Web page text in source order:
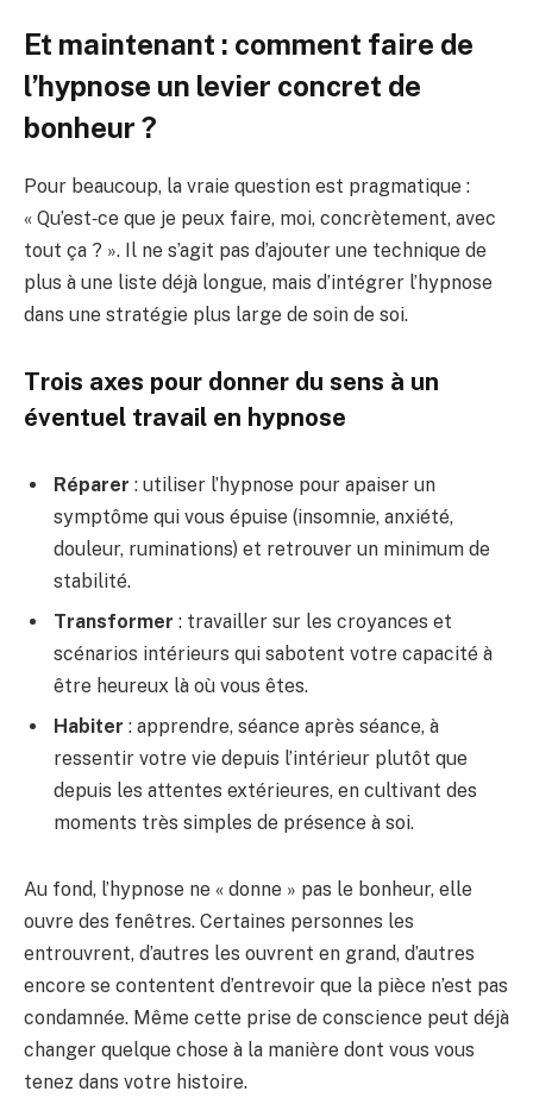
Et maintenant : comment faire de
l’hypnose un levier concret de
bonheur ?
Pour beaucoup, la vraie question est pragmatique :
« Qu’est‑ce que je peux faire, moi, concrètement, avec
tout ça ? ». Il ne s’agit pas d’ajouter une technique de
plus à une liste déjà longue, mais d’intégrer l’hypnose
dans une stratégie plus large de soin de soi.
Trois axes pour donner du sens à un
éventuel travail en hypnose
Réparer : utiliser l’hypnose pour apaiser un
symptôme qui vous épuise (insomnie, anxiété,
douleur, ruminations) et retrouver un minimum de
stabilité.
Transformer : travailler sur les croyances et
scénarios intérieurs qui sabotent votre capacité à
être heureux là où vous êtes.
Habiter : apprendre, séance après séance, à
ressentir votre vie depuis l’intérieur plutôt que
depuis les attentes extérieures, en cultivant des
moments très simples de présence à soi.
Au fond, l’hypnose ne « donne » pas le bonheur, elle
ouvre des fenêtres. Certaines personnes les
entrouvrent, d’autres les ouvrent en grand, d’autres
encore se contentent d’entrevoir que la pièce n’est pas
condamnée. Même cette prise de conscience peut déjà
changer quelque chose à la manière dont vous vous
tenez dans votre histoire.